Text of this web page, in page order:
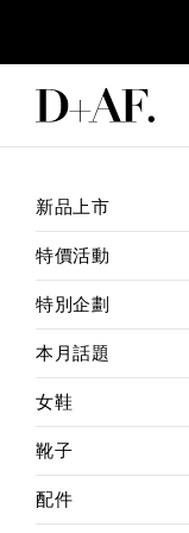
新品上市
特價活動
特別企劃
本月話題
女鞋
靴子
配件